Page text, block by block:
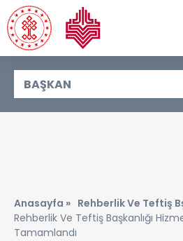
Anasayfa » Rehberlik Ve Teftiş
Rehberlik Ve Teftiş Başkanlığı
Tamamlandı